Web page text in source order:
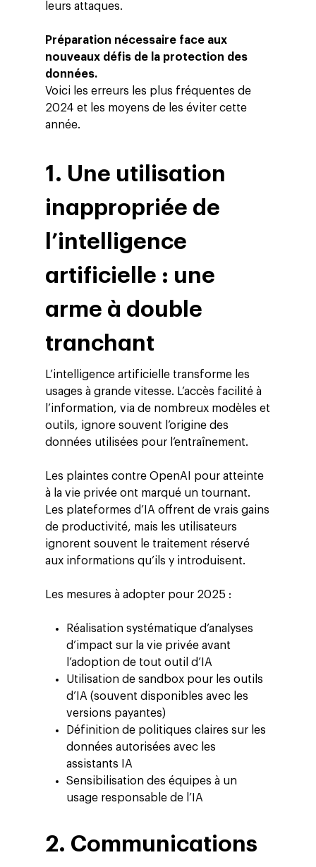
leurs attaques.
Préparation nécessaire face aux
nouveaux défis de la protection des
données.
Voici les erreurs les plus fréquentes de
2024 et les moyens de les éviter cette
année.
1. Une utilisation
inappropriée de
l’intelligence
artificielle : une
arme à double
tranchant
L’intelligence artificielle transforme les
usages à grande vitesse. L’accès facilité à
l’information, via de nombreux modèles et
outils, ignore souvent l’origine des
données utilisées pour l’entraînement.
Les plaintes contre OpenAI pour atteinte
à la vie privée ont marqué un tournant.
Les plateformes d’IA offrent de vrais gains
de productivité, mais les utilisateurs
ignorent souvent le traitement réservé
aux informations qu’ils y introduisent.
Les mesures à adopter pour 2025 :
Réalisation systématique d’analyses
d’impact sur la vie privée avant
l’adoption de tout outil d’IA
Utilisation de sandbox pour les outils
d’IA (souvent disponibles avec les
versions payantes)
Définition de politiques claires sur les
données autorisées avec les
assistants IA
Sensibilisation des équipes à un
usage responsable de l’IA
2. Communications